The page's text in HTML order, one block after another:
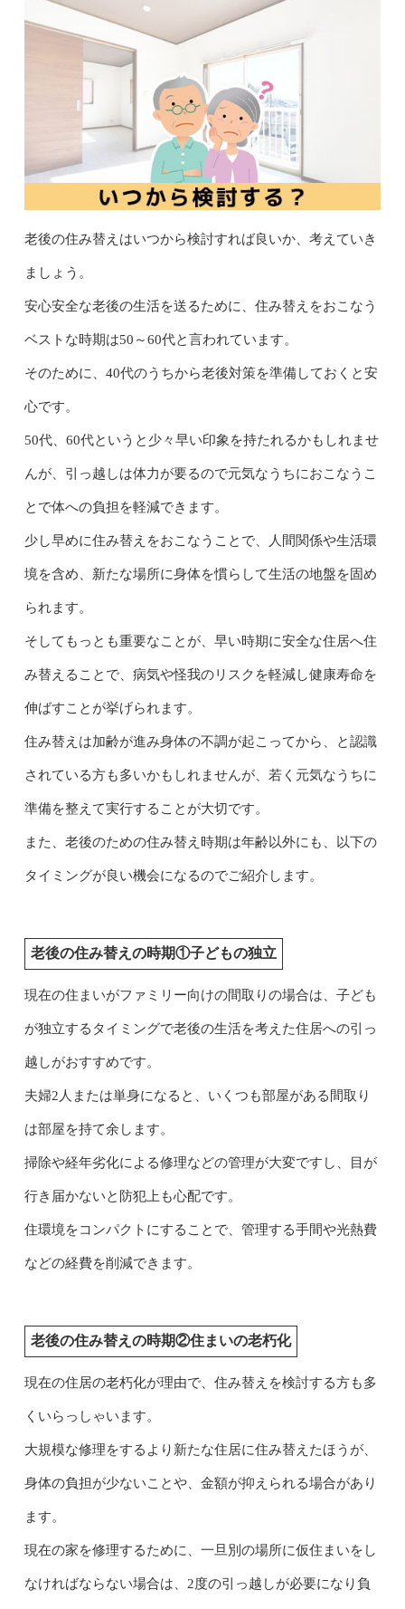
老後の住み替えはいつから検討すれば良いか、考えていき
ましょう。
安心安全な老後の生活を送るために、住み替えをおこなう
ベストな時期は50～60代と言われています。
そのために、40代のうちから老後対策を準備しておくと安
心です。
50代、60代というと少々早い印象を持たれるかもしれませ
んが、引っ越しは体力が要るので元気なうちにおこなうこ
とで体への負担を軽減できます。
少し早めに住み替えをおこなうことで、人間関係や生活環
境を含め、新たな場所に身体を慣らして生活の地盤を固め
られます。
そしてもっとも重要なことが、早い時期に安全な住居へ住
み替えることで、病気や怪我のリスクを軽減し健康寿命を
伸ばすことが挙げられます。
住み替えは加齢が進み身体の不調が起こってから、と認識
されている方も多いかもしれませんが、若く元気なうちに
準備を整えて実行することが大切です。
また、老後のための住み替え時期は年齢以外にも、以下の
タイミングが良い機会になるのでご紹介します。
老後の住み替えの時期①子どもの独立
現在の住まいがファミリー向けの間取りの場合は、子ども
が独立するタイミングで老後の生活を考えた住居への引っ
越しがおすすめです。
夫婦2人または単身になると、いくつも部屋がある間取り
は部屋を持て余します。
掃除や経年劣化による修理などの管理が大変ですし、目が
行き届かないと防犯上も心配です。
住環境をコンパクトにすることで、管理する手間や光熱費
などの経費を削減できます。
老後の住み替えの時期②住まいの老朽化
現在の住居の老朽化が理由で、住み替えを検討する方も多
くいらっしゃいます。
大規模な修理をするより新たな住居に住み替えたほうが、
身体の負担が少ないことや、金額が抑えられる場合があり
ます。
現在の家を修理するために、一旦別の場所に仮住まいをし
なければならない場合は、2度の引っ越しが必要になり負